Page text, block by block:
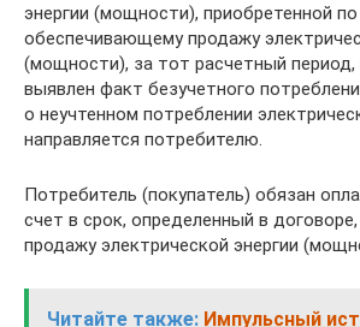
энергии (мощности), приобретенной по
обеспечивающему продажу
(мощности), за тот расчетный
выявлен факт безучетного
о неучтенном потреблении
направляется потребителю.
Потребитель (покупатель) обязан
счет в срок, определенный в
продажу электрической энергии
Читайте также: Импульсный